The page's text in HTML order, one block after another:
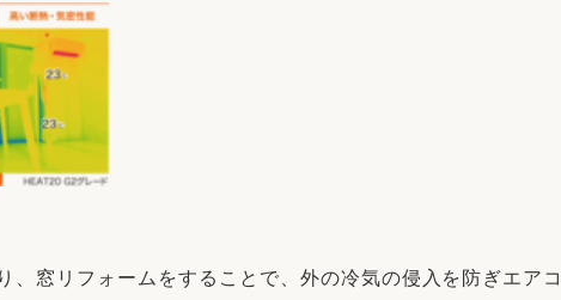
、窓リフォームをすることで、外の冷気の侵入を防ぎエア